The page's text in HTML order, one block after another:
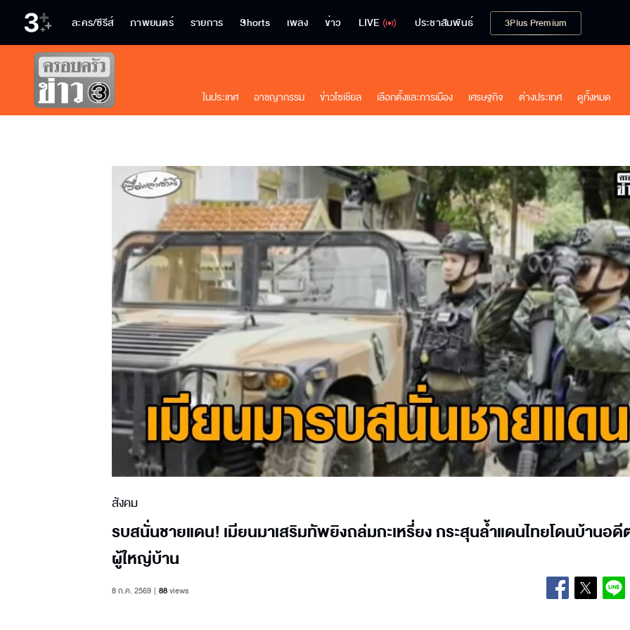
ละคร/ซีรีส์ ภาพยนตร์ รายการ Shorts เพลง ข่าว LIVE ประชาสัมพันธ์ 3Plus Premium
ในประเทศ อาชญากรรม ข่าวโซเชียล เลือกตั้งและการเมือง เศรษฐกิจ ต่างประเทศ ดูทั้งหมด
สังคม
รบสนั่นชายแดน! เมียนมาเสริมทัพยิงถล่มกะเหรี่ยง กระสุนล้ำแดนไทยโดนบ้านอดี
ผู้ใหญ่บ้าน
8 ก.ค. 2569 88views